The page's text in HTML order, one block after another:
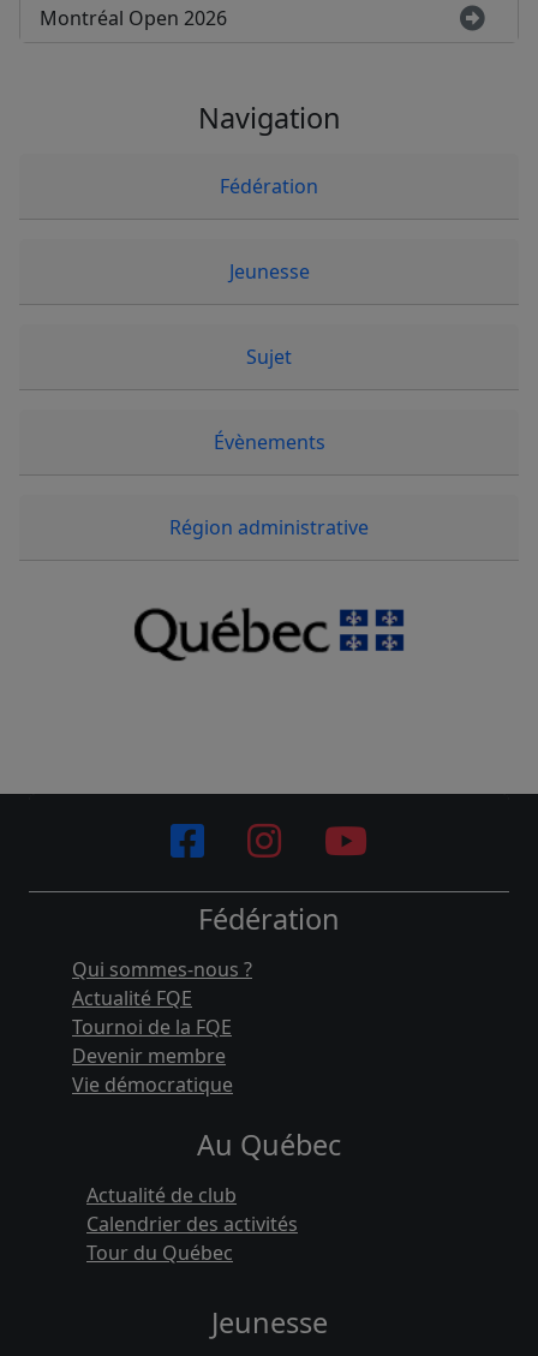
Montréal Open 2026
Navigation
Fédération
Jeunesse
Sujet
Évènements
Région administrative
Fédération
Qui sommes-nous ?
Actualité FQE
Tournoi de la FQE
Devenir membre
Vie démocratique
Au Québec
Actualité de club
Calendrier des activités
Tour du Québec
Jeunesse